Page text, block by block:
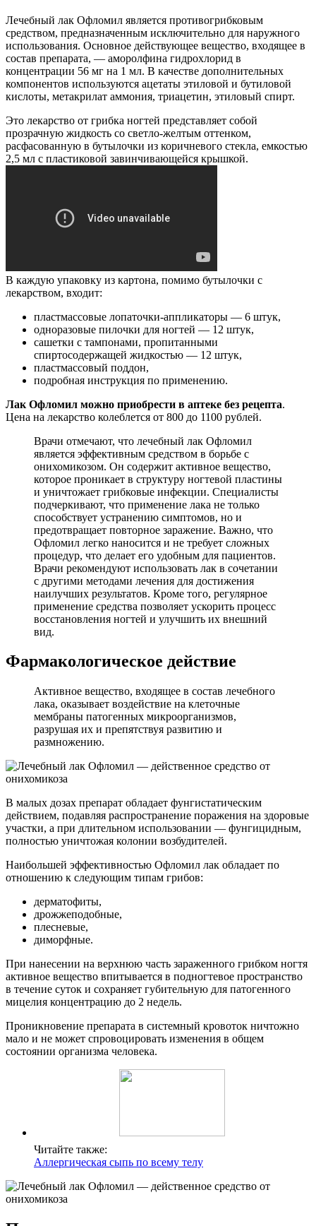
Лечебный лак Офломил является противогрибковым
средством, предназначенным исключительно для наружного
использования. Основное действующее вещество, входящее в
состав препарата, — аморолфина гидрохлорид в
концентрации 56 мг на 1 мл. В качестве дополнительных
компонентов используются ацетаты этиловой и бутиловой
кислоты, метакрилат аммония, триацетин, этиловый спирт.
Это лекарство от грибка ногтей представляет собой
прозрачную жидкость со светло-желтым оттенком,
расфасованную в бутылочки из коричневого стекла, емкостью
2,5 мл с пластиковой завинчивающейся крышкой.
В каждую упаковку из картона, помимо бутылочки с
лекарством, входит:
пластмассовые лопаточки-аппликаторы — 6 штук,
одноразовые пилочки для ногтей — 12 штук,
сашетки с тампонами, пропитанными
спиртосодержащей жидкостью — 12 штук,
пластмассовый поддон,
подробная инструкция по применению.
Лак Офломил можно приобрести в аптеке без рецепта.
Цена на лекарство колеблется от 800 до 1100 рублей.
Врачи отмечают, что лечебный лак Офломил
является эффективным средством в борьбе с
онихомикозом. Он содержит активное вещество,
которое проникает в структуру ногтевой пластины
и уничтожает грибковые инфекции. Специалисты
подчеркивают, что применение лака не только
способствует устранению симптомов, но и
предотвращает повторное заражение. Важно, что
Офломил легко наносится и не требует сложных
процедур, что делает его удобным для пациентов.
Врачи рекомендуют использовать лак в сочетании
с другими методами лечения для достижения
наилучших результатов. Кроме того, регулярное
применение средства позволяет ускорить процесс
восстановления ногтей и улучшить их внешний
вид.
Фармакологическое действие
Активное вещество, входящее в состав лечебного
лака, оказывает воздействие на клеточные
мембраны патогенных микроорганизмов,
разрушая их и препятствуя развитию и
размножению.
В малых дозах препарат обладает фунгистатическим
действием, подавляя распространение поражения на здоровые
участки, а при длительном использовании — фунгицидным,
полностью уничтожая колонии возбудителей.
Наибольшей эффективностью Офломил лак обладает по
отношению к следующим типам грибов:
дерматофиты,
дрожжеподобные,
плесневые,
диморфные.
При нанесении на верхнюю часть зараженного грибком ногтя
активное вещество впитывается в подногтевое пространство
в течение суток и сохраняет губительную для патогенного
мицелия концентрацию до 2 недель.
Проникновение препарата в системный кровоток ничтожно
мало и не может спровоцировать изменения в общем
состоянии организма человека.
Читайте также:
Аллергическая сыпь по всему телу